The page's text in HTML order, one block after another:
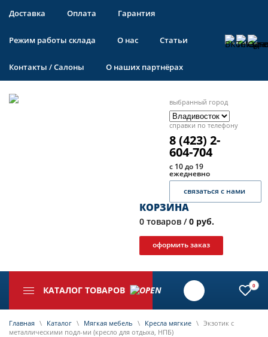
Доставка Оплата Гарантия
Режим работы склада О нас Статьи
Контакты / Салоны О наших партнёрах
выбранный город
справки по телефону
8 (423) 2-
604-704
с 10 до 19
ежедневно
связаться с нами
КОРЗИНА
0 товаров / 0 руб.
оформить заказ
КАТАЛОГ ТОВАРОВ 0
Главная \ Каталог \ Мягкая мебель \ Кресла мягкие \ Экзотик с
металлическими подл-ми (кресло для отдыха, НПБ)